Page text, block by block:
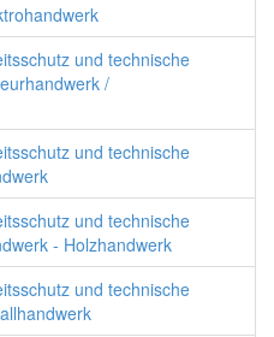
und technische
/
und technische
und technische
- Holzhandwerk
und technische